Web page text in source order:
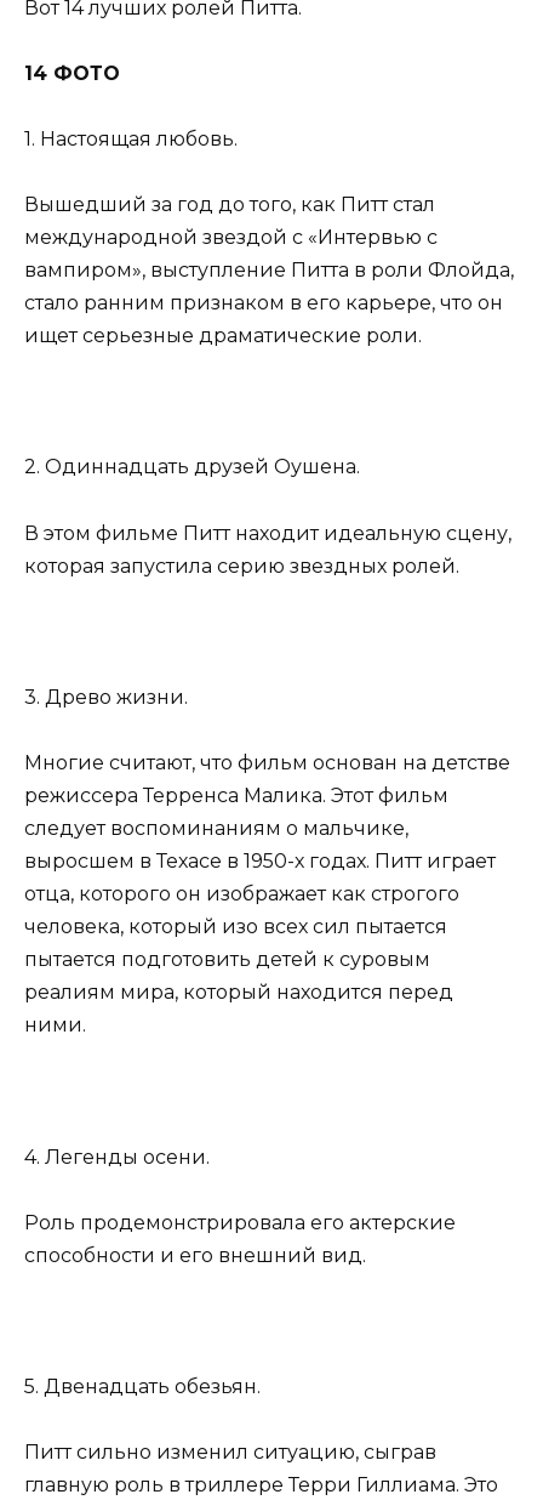
Вот 14 лучших ролей Питта.
14 ФОТО
1. Настоящая любовь.
Вышедший за год до того, как Питт стал
международной звездой с «Интервью с
вампиром», выступление Питта в роли Флойда,
стало ранним признаком в его карьере, что он
ищет серьезные драматические роли.
2. Одиннадцать друзей Оушена.
В этом фильме Питт находит идеальную сцену,
которая запустила серию звездных ролей.
3. Древо жизни.
Многие считают, что фильм основан на детстве
режиссера Терренса Малика. Этот фильм
следует воспоминаниям о мальчике,
выросшем в Техасе в 1950-х годах. Питт играет
отца, которого он изображает как строгого
человека, который изо всех сил пытается
пытается подготовить детей к суровым
реалиям мира, который находится перед
ними.
4. Легенды осени.
Роль продемонстрировала его актерские
способности и его внешний вид.
5. Двенадцать обезьян.
Питт сильно изменил ситуацию, сыграв
главную роль в триллере Терри Гиллиама. Это